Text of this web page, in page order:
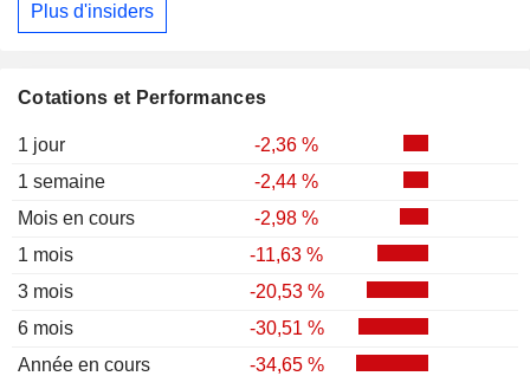
Cotations et Performances
1 jour
-2,36 %
1 semaine
-2,44 %
Mois en cours
-2,98 %
1 mois
-11,63 %
3 mois
-20,53 %
6 mois
-30,51 %
Année en cours
-34,65 %
Plus d'insiders